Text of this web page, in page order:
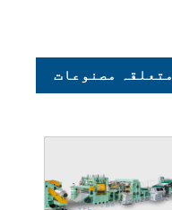
متعلقہ مصنوعات